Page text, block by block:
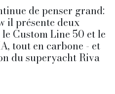
de penser grand:
il présente deux
Custom Line 50 et le
tout en carbone - et
du superyacht Riva